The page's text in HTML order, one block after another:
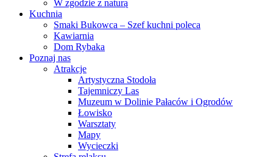
W zgodzie z naturą
Kuchnia
Smaki Bukowca – Szef kuchni poleca
Kawiarnia
Dom Rybaka
Poznaj nas
Atrakcje
Artystyczna Stodoła
Tajemniczy Las
Muzeum w Dolinie Pałaców i Ogrodów
Łowisko
Warsztaty
Mapy
Wycieczki